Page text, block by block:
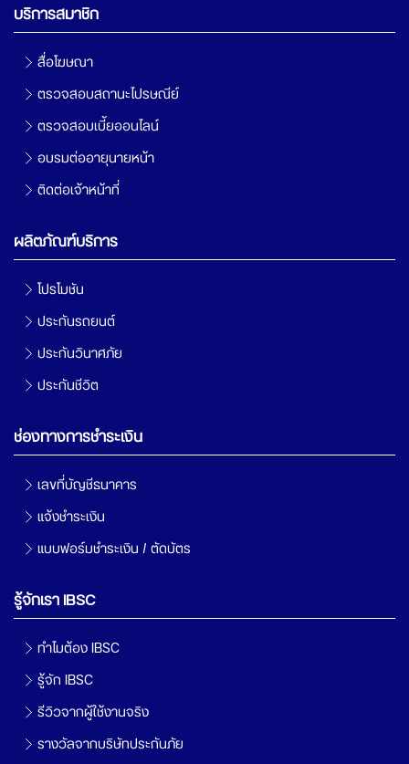
บริการสมาชิก
สื่อโฆษณา
ตรวจสอบสถานะไปรษณีย์
ตรวจสอบเบี้ยออนไลน์
อบรมต่ออายุนายหน้า
ติดต่อเจ้าหน้าที่
ผลิตภัณฑ์บริการ
โปรโมชัน
ประกันรถยนต์
ประกันวินาศภัย
ประกันชีวิต
ช่องทางการชำระเงิน
เลขที่บัญชีธนาคาร
แจ้งชำระเงิน
แบบฟอร์มชำระเงิน / ตัดบัตร
รู้จักเรา IBSC
ทำไมต้อง IBSC
รู้จัก IBSC
รีวิวจากผู้ใช้งานจริง
รางวัลจากบริษัทประกันภัย